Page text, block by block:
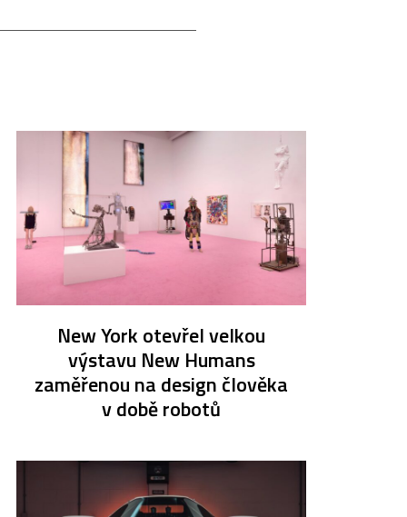
New York otevřel velkou
výstavu New Humans
zaměřenou na design člověka
v době robotů